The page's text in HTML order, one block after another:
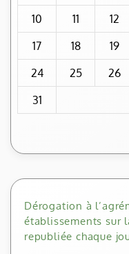
10
11 12
17
18 19
24
25 26
31
Dérogation à
établissements sur
republiée chaque